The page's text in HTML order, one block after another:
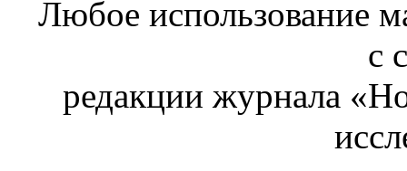
Любое использование
с
редакции журнала